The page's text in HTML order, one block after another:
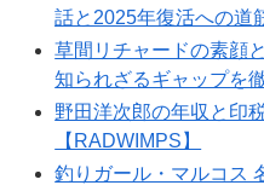
話と2025年復活への道
草間リチャードの素顔
知られざるギャップを
野田洋次郎の年収と印
【RADWIMPS】
釣りガール・マルコス